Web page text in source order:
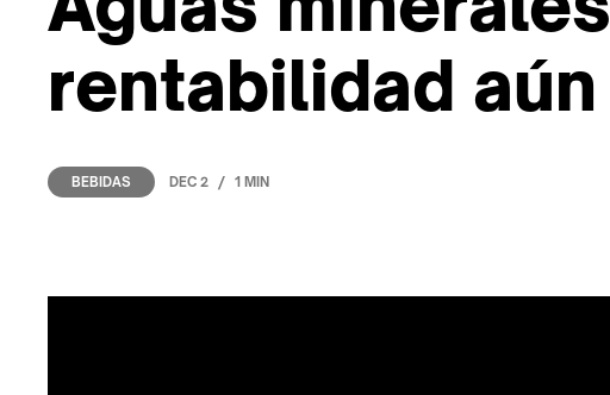
rentabilidad
BEBIDAS DEC 2 / 1 MIN